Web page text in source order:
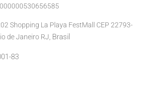
Shopping La Playa FestMall CEP 22793-
de Janeiro RJ, Brasil
83